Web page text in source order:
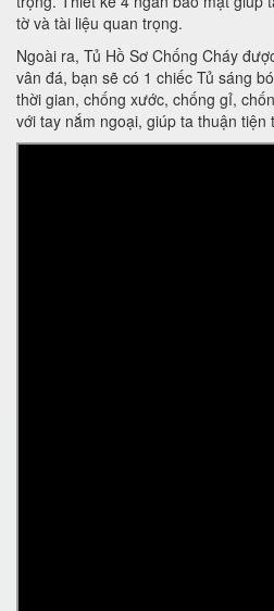
tờ và tài liệu quan trọng.
Ngoài ra, Tủ Hồ Sơ Chống Cháy
vân đá, bạn sẽ có 1 chiếc Tủ sáng
thời gian, chống xước, chống gỉ,
với tay nắm ngoại, giúp ta thuận tiện